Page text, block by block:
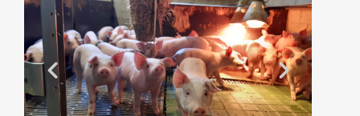
Previous Next